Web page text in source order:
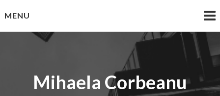
toMENU
Mihaela Corbeanu